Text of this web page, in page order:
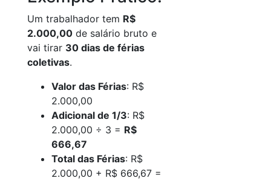
Um trabalhador tem R$
2.000,00 de salário bruto e
vai tirar 30 dias de férias
coletivas.
Valor das Férias: R$
2.000,00
Adicional de 1/3: R$
2.000,00 ÷ 3 = R$
666,67
Total das Férias: R$
2.000,00 + R$ 666,67 =